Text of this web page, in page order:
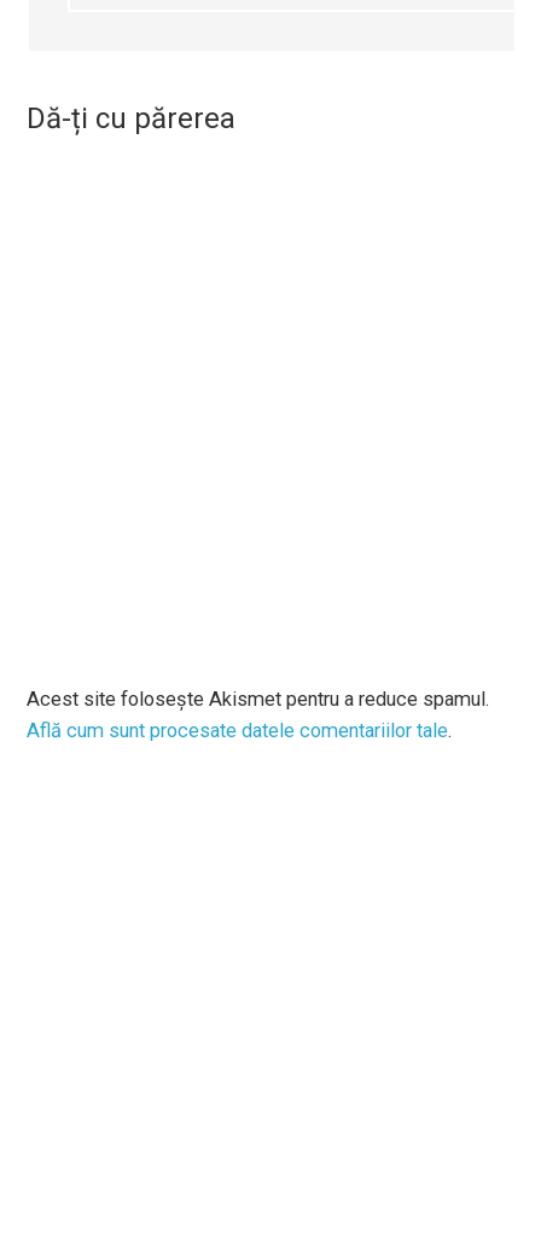
Dă-ți cu părerea
Acest site folosește Akismet pentru a reduce spamul.
Află cum sunt procesate datele comentariilor tale.